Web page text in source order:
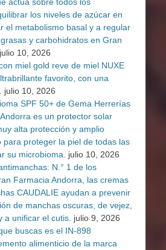
los niveles de azúcar en
el metabolismo basal y a regular
y carbohidratos en Gran
julio 10, 2026
miel gold reve de miel NUXE
favorito, con una
julio 10, 2026
SPF 50+ de Gema Herrerías
es un protector solar
alta protección y amplio
para proteger la piel de todas las
su microbioma.
julio 10, 2026
N.° 1 de los
Farmacia Andorra, las cremas
CAUDALIE ayudan a prevenir
de manchas oscuras, de vejez,
a unificar el cutis. julio 9, 2026
buscas es el IN-898
alimenticio de la marca